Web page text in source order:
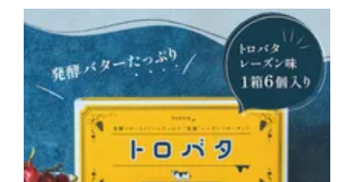
商品一覧
とろ生ガトーショコラ
とろ生 まとめ買いお得
お中元
とろ生チーズケーキ
濃抹茶とろ生ガトーシ
ョコラ
とろ生シュー